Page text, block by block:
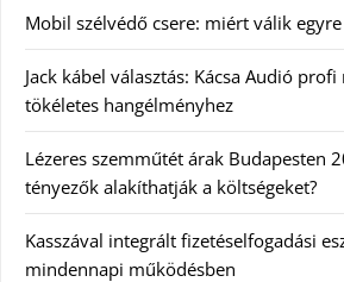
Mobil szélvédő csere: miért válik
Jack kábel választás: Kácsa Audió
tökéletes hangélményhez
Lézeres szemműtét árak Budapesten
tényezők alakíthatják a költségeket?
Kasszával integrált fizetéselfogadási
mindennapi működésben